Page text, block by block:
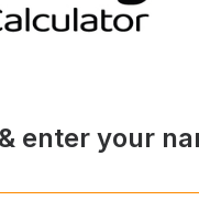
enter your